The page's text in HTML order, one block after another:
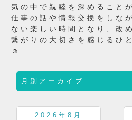
気の中で親睦を深めること
仕事の話や情報交換をしな
ない楽しい時間となり、改
繋がりの大切さを感じるひ
☺
月別アーカイブ
2026年8月